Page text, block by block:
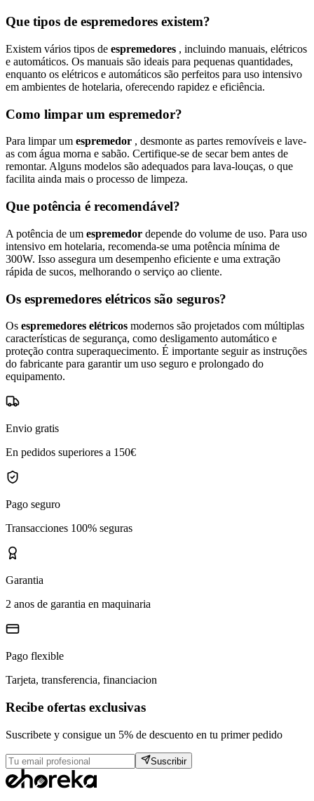
Que tipos de espremedores existem?
Existem vários tipos de espremedores , incluindo manuais, elétricos
e automáticos. Os manuais são ideais para pequenas quantidades,
enquanto os elétricos e automáticos são perfeitos para uso intensivo
em ambientes de hotelaria, oferecendo rapidez e eficiência.
Como limpar um espremedor?
Para limpar um espremedor , desmonte as partes removíveis e lave-
as com água morna e sabão. Certifique-se de secar bem antes de
remontar. Alguns modelos são adequados para lava-louças, o que
facilita ainda mais o processo de limpeza.
Que potência é recomendável?
A potência de um espremedor depende do volume de uso. Para uso
intensivo em hotelaria, recomenda-se uma potência mínima de
300W. Isso assegura um desempenho eficiente e uma extração
rápida de sucos, melhorando o serviço ao cliente.
Os espremedores elétricos são seguros?
Os espremedores elétricos modernos são projetados com múltiplas
características de segurança, como desligamento automático e
proteção contra superaquecimento. É importante seguir as instruções
do fabricante para garantir um uso seguro e prolongado do
equipamento.
Envio gratis
En pedidos superiores a 150€
Pago seguro
Transacciones 100% seguras
Garantia
2 anos de garantia en maquinaria
Pago flexible
Tarjeta, transferencia, financiacion
Recibe ofertas exclusivas
Suscribete y consigue un 5% de descuento en tu primer pedido
Suscribir